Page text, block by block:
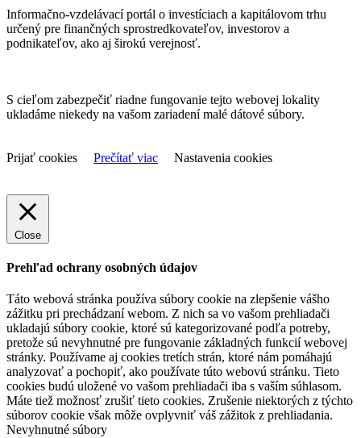
Informačno-vzdelávací portál o investíciach a kapitálovom trhu
určený pre finančných sprostredkovateľov, investorov a
podnikateľov, ako aj širokú verejnosť.
S cieľom zabezpečiť riadne fungovanie tejto webovej lokality
ukladáme niekedy na vašom zariadení malé dátové súbory.
Prijať cookies Prečítať viac Nastavenia cookies
Close
Prehľad ochrany osobných údajov
Táto webová stránka používa súbory cookie na zlepšenie vášho
zážitku pri prechádzaní webom. Z nich sa vo vašom prehliadači
ukladajú súbory cookie, ktoré sú kategorizované podľa potreby,
pretože sú nevyhnutné pre fungovanie základných funkcií webovej
stránky. Používame aj cookies tretích strán, ktoré nám pomáhajú
analyzovať a pochopiť, ako používate túto webovú stránku. Tieto
cookies budú uložené vo vašom prehliadači iba s vaším súhlasom.
Máte tiež možnosť zrušiť tieto cookies. Zrušenie niektorých z týchto
súborov cookie však môže ovplyvniť váš zážitok z prehliadania.
Nevyhnutné súbory